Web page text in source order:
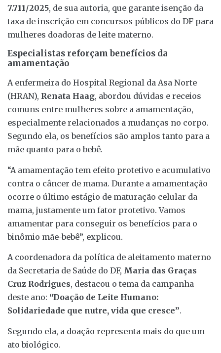
7.711/2025, de sua autoria, que garante isenção da
taxa de inscrição em concursos públicos do DF para
mulheres doadoras de leite materno.
Especialistas reforçam benefícios da
amamentação
A enfermeira do Hospital Regional da Asa Norte
(HRAN), Renata Haag, abordou dúvidas e receios
comuns entre mulheres sobre a amamentação,
especialmente relacionados a mudanças no corpo.
Segundo ela, os benefícios são amplos tanto para a
mãe quanto para o bebê.
“A amamentação tem efeito protetivo e acumulativo
contra o câncer de mama. Durante a amamentação
ocorre o último estágio de maturação celular da
mama, justamente um fator protetivo. Vamos
amamentar para conseguir os benefícios para o
binômio mãe-bebê”, explicou.
A coordenadora da política de aleitamento materno
da Secretaria de Saúde do DF, Maria das Graças
Cruz Rodrigues, destacou o tema da campanha
deste ano: “Doação de Leite Humano:
Solidariedade que nutre, vida que cresce”.
Segundo ela, a doação representa mais do que um
ato biológico.